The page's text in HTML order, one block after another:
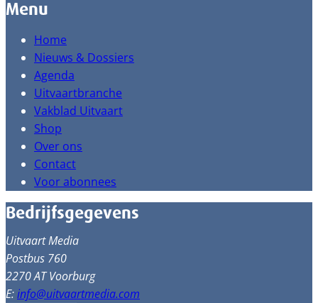
Menu
Home
Nieuws & Dossiers
Agenda
Uitvaartbranche
Vakblad Uitvaart
Shop
Over ons
Contact
Voor abonnees
Bedrijfsgegevens
Uitvaart Media
Postbus 760
2270 AT Voorburg
E:info@uitvaartmedia.com